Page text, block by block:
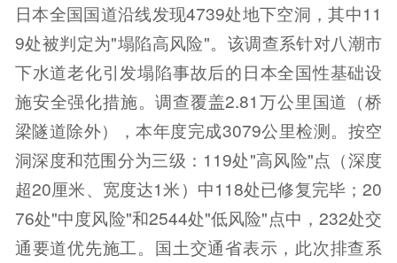
日本全国国道沿线发现4739处地下空洞，其中11
9处被判定为"塌陷高风险"。该调查系针对八潮市
下水道老化引发塌陷事故后的日本全国性基础设
施安全强化措施。调查覆盖2.81万公里国道（桥
梁隧道除外），本年度完成3079公里检测。按空
洞深度和范围分为三级：119处"高风险"点（深度
超20厘米、宽度达1米）中118处已修复完毕；20
76处"中度风险"和2544处"低风险"点中，232处交
通要道优先施工。国土交通省表示，此次排查系